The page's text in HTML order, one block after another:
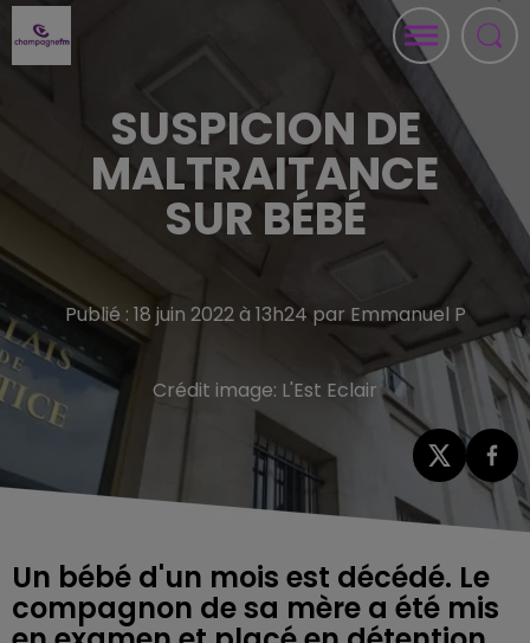
SUSPICION DE
MALTRAITANCE
SUR BÉBÉ
Publié : 18 juin 2022 à 13h24 par Emmanuel P
Crédit image: L'Est Eclair
Un bébé d'un mois est décédé. Le
compagnon de sa mère a été mis